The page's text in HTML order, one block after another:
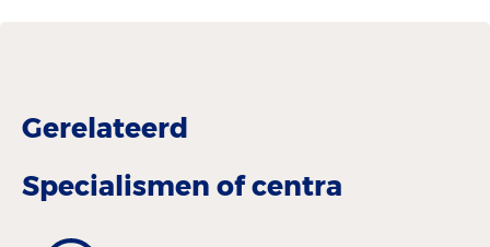
Gerelateerd
Specialismen of centra